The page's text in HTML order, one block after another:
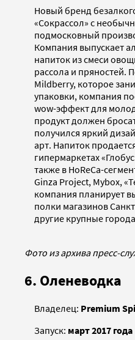
Новый бренд
«Сокрассол» с
подмосковный
Компания выпускает
напиток из смеси
рассола и пряностей.
Mildberry, которое
упаковки, компания
wow-эффект для
продукт должен
получился яркий
арт. Напиток
гипермаркетах
также в HoReCa-
Ginza Project, Mybox,
компания планирует
полки магазинов
другие крупные
Фото из архива пресс-
6. Оленеводка
Владелец: Premium
Запуск: март 2017 года